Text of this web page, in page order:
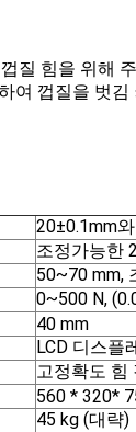
질 힘을 위해
여 껍질을 벗
20±0.1mm
조정가능한
50~70 mm,
0~500 N,
40 mm
LCD 디스플
고정확도 힘
560 * 320*
45 kg (대략)